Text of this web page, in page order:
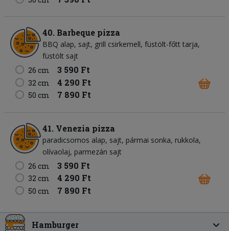
40. Barbeque pizza
BBQ alap sajt grill csirkemell füstölt-főtt tarja
füstölt sajt
26 cm
3 590 Ft
32 cm 4 290 Ft
50 cm 7 890 Ft
41. Venezia pizza
paradicsomos alap sajt pármai sonka rukkola
olívaolaj parmezán sajt
26 cm
3 590 Ft
32 cm 4 290 Ft
50 cm 7 890 Ft
Hamburger